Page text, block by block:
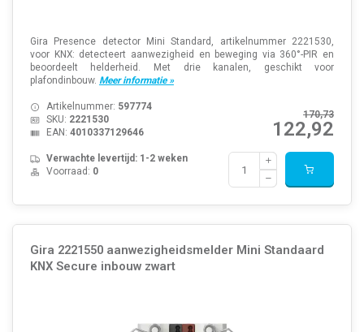
Gira Presence detector Mini Standard, artikelnummer 2221530,
voor KNX: detecteert aanwezigheid en beweging via 360°-PIR en
beoordeelt helderheid. Met drie kanalen, geschikt voor
plafondinbouw. Meer informatie »
170,73
122,92
Artikelnummer: 597774
SKU: 2221530
EAN: 4010337129646
Verwachte levertijd: 1-2 weken
Voorraad: 0
Gira 2221550 aanwezigheidsmelder Mini Standaard
KNX Secure inbouw zwart